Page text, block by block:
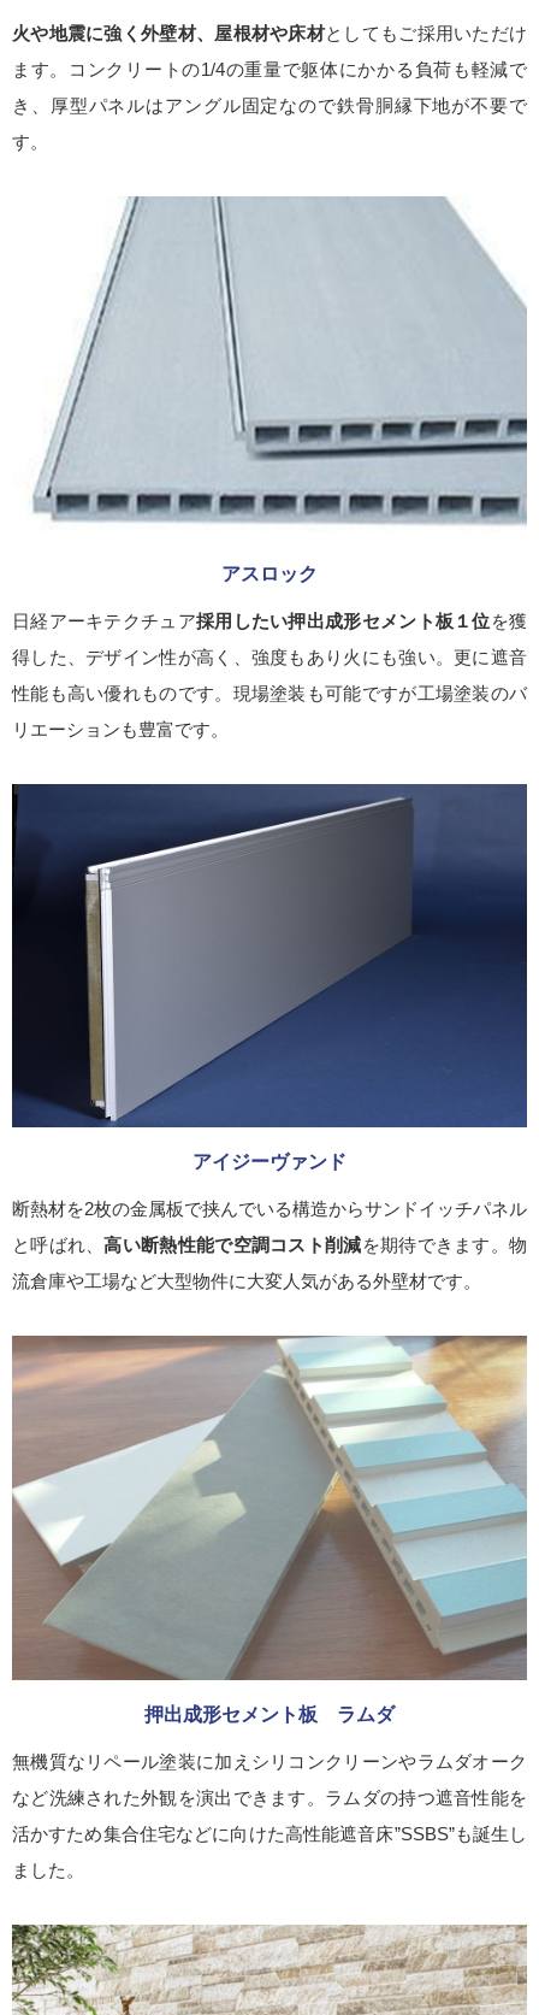
火や地震に強く外壁材、屋根材や床材としてもご採用いただけ
ます。コンクリートの1/4の重量で躯体にかかる負荷も軽減で
き、厚型パネルはアングル固定なので鉄骨胴縁下地が不要で
す。
アスロック
日経アーキテクチュア採用したい押出成形セメント板１位を獲
得した、デザイン性が高く、強度もあり火にも強い。更に遮音
性能も高い優れものです。現場塗装も可能ですが工場塗装のバ
リエーションも豊富です。
アイジーヴァンド
断熱材を2枚の金属板で挟んでいる構造からサンドイッチパネル
と呼ばれ、高い断熱性能で空調コスト削減を期待できます。物
流倉庫や工場など大型物件に大変人気がある外壁材です。
押出成形セメント板 ラムダ
無機質なリペール塗装に加えシリコンクリーンやラムダオーク
など洗練された外観を演出できます。ラムダの持つ遮音性能を
活かすため集合住宅などに向けた高性能遮音床”SSBS”も誕生し
ました。